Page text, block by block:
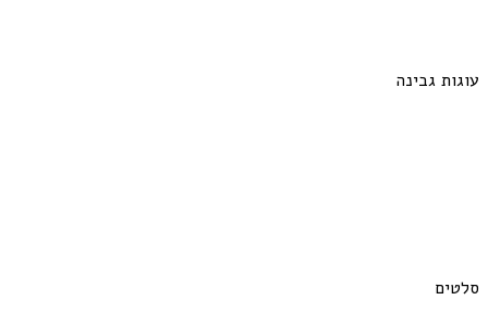
עוגות גבינה
סלטים